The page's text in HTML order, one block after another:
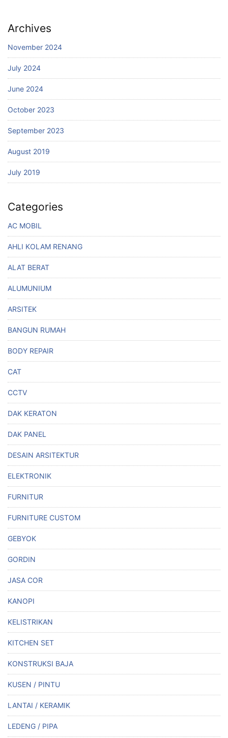
Archives
November 2024
July 2024
June 2024
October 2023
September 2023
August 2019
July 2019
Categories
AC MOBIL
AHLI KOLAM RENANG
ALAT BERAT
ALUMUNIUM
ARSITEK
BANGUN RUMAH
BODY REPAIR
CAT
CCTV
DAK KERATON
DAK PANEL
DESAIN ARSITEKTUR
ELEKTRONIK
FURNITUR
FURNITURE CUSTOM
GEBYOK
GORDIN
JASA COR
KANOPI
KELISTRIKAN
KITCHEN SET
KONSTRUKSI BAJA
KUSEN / PINTU
LANTAI / KERAMIK
LEDENG / PIPA